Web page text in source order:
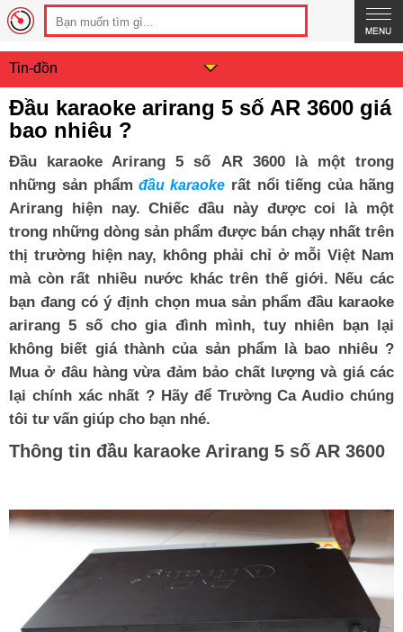
Tin-đồn
Đầu karaoke arirang 5 số AR 3600 giá
bao nhiêu ?
Đầu karaoke Arirang 5 số AR 3600 là một trong
những sản phẩmđầu karaoke rất nổi tiếng của hãng
Arirang hiện nay. Chiếc đầu này được coi là một
trong những dòng sản phẩm được bán chạy nhất trên
thị trường hiện nay, không phải chỉ ở mỗi Việt Nam
mà còn rất nhiều nước khác trên thế giới. Nếu các
bạn đang có ý định chọn mua sản phẩm đầu karaoke
arirang 5 số cho gia đình mình, tuy nhiên bạn lại
không biết giá thành của sản phẩm là bao nhiêu ?
Mua ở đâu hàng vừa đảm bảo chất lượng và giá các
lại chính xác nhất ? Hãy để Trường Ca Audio chúng
tôi tư vấn giúp cho bạn nhé.
Thông tin đầu karaoke Arirang 5 số AR 3600